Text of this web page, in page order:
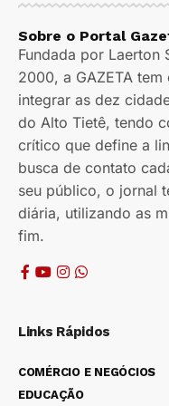
Sobre o Portal
Fundada por Laerton
2000, a GAZETA
integrar as dez
do Alto Tietê, tendo
crítico que define a
busca de contato
seu público, o jornal
diária, utilizando as
fim.
Links Rápidos
COMÉRCIO E NEGÓCIOS
EDUCAÇÃO